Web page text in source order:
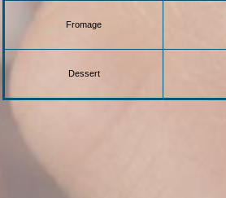
Fromage
Dessert